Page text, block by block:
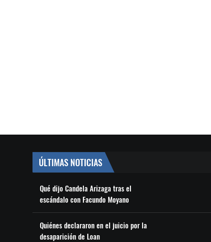
ÚLTIMAS NOTICIAS
Qué dijo Candela Arizaga tras el
escándalo con Facundo Moyano
Quiénes declararon en el juicio por la
desaparición de Loan